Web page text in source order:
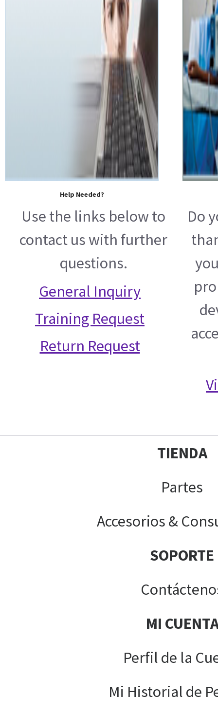
Help Needed?
Use the links below to
contact us with further
questions.
General Inquiry
Training Request
Return Request
Do
TIENDA
Partes
Accesorios &
SOPORTE
MI
Perfil de la
Mi Historial de